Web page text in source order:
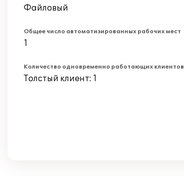
Файловый
Общее число автоматизированных рабочих мест
1
Количество одновременно работающих клиентов
Толстый клиент: 1